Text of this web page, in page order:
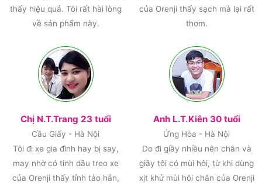
thấy hiệu quả. Tôi rất hài lòng
về sản phẩm này.
của Orenji thấy sạch mà lại rất
thơm.
Chị N.T.Trang 23 tuổi
Cầu Giấy - Hà Nội
Tôi đi xe gia đình hay bị say,
may nhờ có tinh dầu treo xe
của Orenji thấy tỉnh tảo hẳn,
Anh L.T.Kiên 30 tuổi
Ứng Hòa - Hà Nội
Do đi giầy nhiều nên chân và
giầy tôi có mùi hôi, từ khi dùng
xịt khử mùi hôi chân của Orenji